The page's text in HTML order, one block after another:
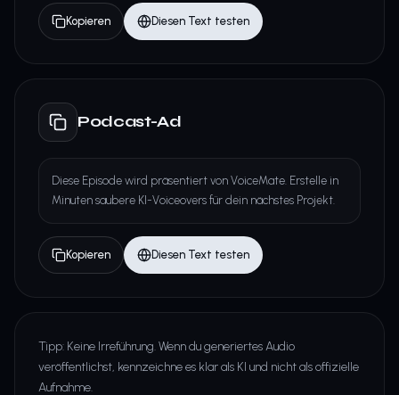
Kopieren Diesen Text testen
Podcast-Ad
Diese Episode wird präsentiert von VoiceMate. Erstelle in
Minuten saubere KI-Voiceovers für dein nächstes Projekt.
Kopieren Diesen Text testen
Tipp: Keine Irreführung. Wenn du generiertes Audio
veröffentlichst, kennzeichne es klar als KI und nicht als offizielle
Aufnahme.